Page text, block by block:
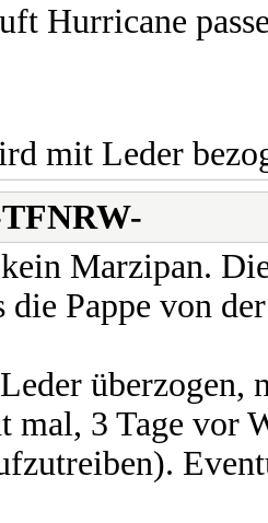
Hurricane
mit Leder
Marzipan.
die Pappe von
überzogen,
mal, 3 Tage vor